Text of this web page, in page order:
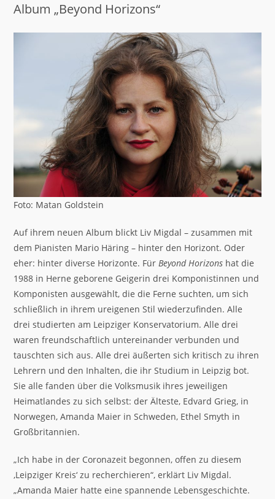
Album „Beyond Horizons“
Foto: Matan Goldstein
Auf ihrem neuen Album blickt Liv Migdal – zusammen mit
dem Pianisten Mario Häring – hinter den Horizont. Oder
eher: hinter diverse Horizonte. FürBeyond Horizons hat die
1988 in Herne geborene Geigerin drei Komponistinnen und
Komponisten ausgewählt, die die Ferne suchten, um sich
schließlich in ihrem ureigenen Stil wiederzufinden. Alle
drei studierten am Leipziger Konservatorium. Alle drei
waren freundschaftlich untereinander verbunden und
tauschten sich aus. Alle drei äußerten sich kritisch zu ihren
Lehrern und den Inhalten, die ihr Studium in Leipzig bot.
Sie alle fanden über die Volksmusik ihres jeweiligen
Heimatlandes zu sich selbst: der Älteste, Edvard Grieg, in
Norwegen, Amanda Maier in Schweden, Ethel Smyth in
Großbritannien.
„Ich habe in der Coronazeit begonnen, offen zu diesem
‚Leipziger Kreis‘ zu recherchieren“, erklärt Liv Migdal.
„Amanda Maier hatte eine spannende Lebensgeschichte.